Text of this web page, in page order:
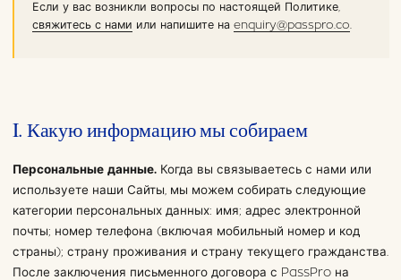
Если у вас возникли вопросы по настоящей Политике,
свяжитесь с нами или напишите на enquiry@passpro.co
I. Какую информацию мы собираем
Персональные данные.Когда вы связываетесь с нами или
используете наши Сайты, мы можем собирать следующие
категории персональных данных: имя; адрес электронной
почты; номер телефона (включая мобильный номер и код
страны); страну проживания и страну текущего гражданства.
После заключения письменного договора с PassPro на